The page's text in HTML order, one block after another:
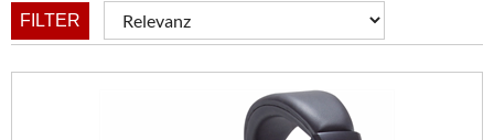
FILTER